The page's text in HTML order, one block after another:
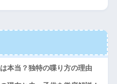
本当？独特の喋り方の理由